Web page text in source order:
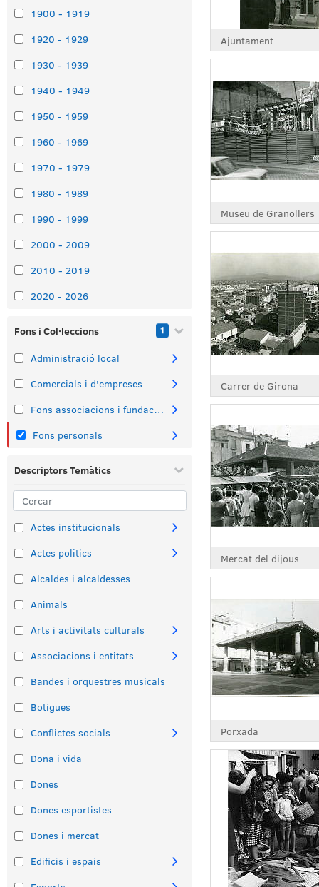
1900 - 1919
1920 - 1929
1930 - 1939
1940 - 1949
1950 - 1959
1960 - 1969
1970 - 1979
1980 - 1989
1990 - 1999
2000 - 2009
2010 - 2019
2020 - 2026
Fons i Col·leccions 1
Administració local
Comercials i d'empreses
Fons associacions i fundacions
Fons personals
Descriptors Temàtics
Actes institucionals
Actes polítics
Alcaldes i alcaldesses
Animals
Arts i activitats culturals
Associacions i entitats
Bandes i orquestres musicals
Botigues
Conflictes socials
Dona i vida
Dones
Dones esportistes
Dones i mercat
Edificis i espais
Ajuntament
Museu de Granollers
Carrer de Girona
Mercat del dijous
Porxada